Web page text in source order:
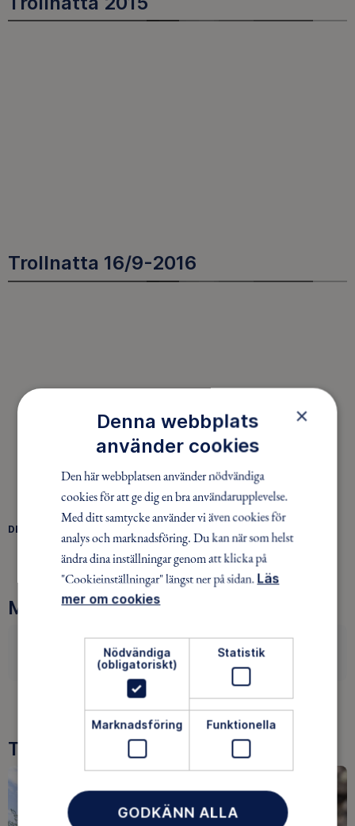
Trollnatta 16/9-2016
DELA
FACEBOOKTWITTERLINKEDIN
Mer information
Tre goda skäl att bli medlem
×
Denna webbplats
använder cookies
Den här webbplatsen använder nödvändiga
cookies för att ge dig en bra användarupplevelse.
Med ditt samtycke använder vi även cookies för
analys och marknadsföring. Du kan när som helst
ändra dina inställningar genom att klicka på
"Cookieinställningar" längst ner på sidan. Läs
mer om cookies
Nödvändiga
(obligatoriskt)
Statistik
Marknadsföring Funktionella
GODKÄNN ALLA